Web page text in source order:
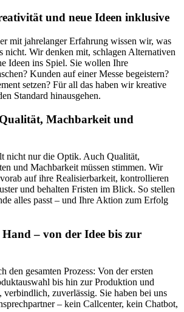
und neue Ideen inklusive
mit jahrelanger Erfahrung wissen wir, was
nicht. Wir denken mit, schlagen Alternativen
Ideen ins Spiel. Sie wollen Ihre
Kunden auf einer Messe begeistern?
setzen? Für all das haben wir kreative
Standard hinausgehen.
Machbarkeit und
nicht nur die Optik. Auch Qualität,
und Machbarkeit müssen stimmen. Wir
auf ihre Realisierbarkeit, kontrollieren
und behalten Fristen im Blick. So stellen
alles passt – und Ihre Aktion zum Erfolg
Hand – von der Idee bis zur
den gesamten Prozess: Von der ersten
bis hin zur Produktion und
zuverlässig. Sie haben bei uns
– kein Callcenter, kein Chatbot,